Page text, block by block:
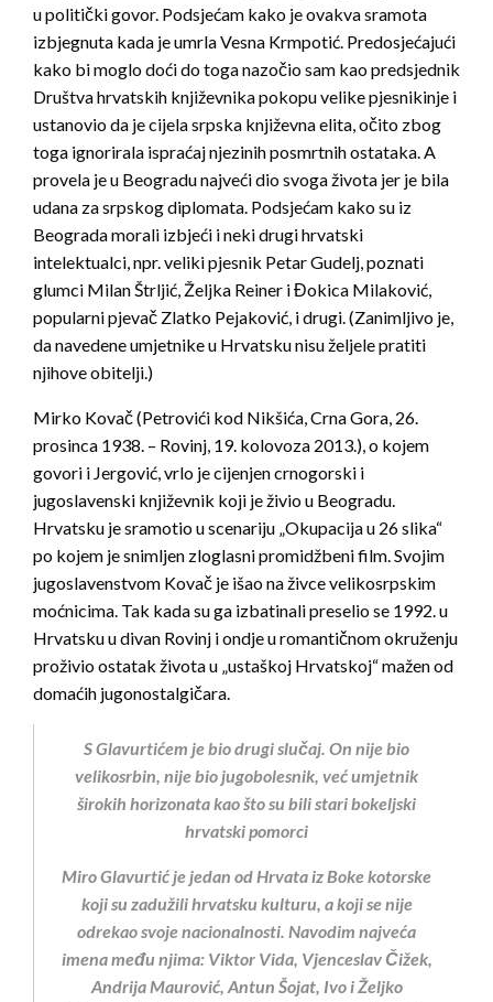
u politički govor. Podsjećam kako je ovakva sramota
izbjegnuta kada je umrla Vesna Krmpotić. Predosjećajući
kako bi moglo doći do toga nazočio sam kao predsjednik
Društva hrvatskih književnika pokopu velike pjesnikinje i
ustanovio da je cijela srpska književna elita, očito zbog
toga ignorirala ispraćaj njezinih posmrtnih ostataka. A
provela je u Beogradu najveći dio svoga života jer je bila
udana za srpskog diplomata. Podsjećam kako su iz
Beograda morali izbjeći i neki drugi hrvatski
intelektualci, npr. veliki pjesnik Petar Gudelj, poznati
glumci Milan Štrljić, Željka Reiner i Đokica Milaković,
popularni pjevač Zlatko Pejaković, i drugi. (Zanimljivo je,
da navedene umjetnike u Hrvatsku nisu željele pratiti
njihove obitelji.)
Mirko Kovač (Petrovići kod Nikšića, Crna Gora, 26.
prosinca 1938. – Rovinj, 19. kolovoza 2013.), o kojem
govori i Jergović, vrlo je cijenjen crnogorski i
jugoslavenski književnik koji je živio u Beogradu.
Hrvatsku je sramotio u scenariju „Okupacija u 26 slika“
po kojem je snimljen zloglasni promidžbeni film. Svojim
jugoslavenstvom Kovač je išao na živce velikosrpskim
moćnicima. Tak kada su ga izbatinali preselio se 1992. u
Hrvatsku u divan Rovinj i ondje u romantičnom okruženju
proživio ostatak života u „ustaškoj Hrvatskoj“ mažen od
domaćih jugonostalgičara.
S Glavurtićem je bio drugi slučaj. On nije bio
velikosrbin, nije bio jugobolesnik, već umjetnik
širokih horizonata kao što su bili stari bokeljski
hrvatski pomorci
Miro Glavurtić je jedan od Hrvata iz Boke kotorske
koji su zadužili hrvatsku kulturu, a koji se nije
odrekao svoje nacionalnosti. Navodim najveća
imena među njima: Viktor Vida, Vjenceslav Čižek,
Andrija Maurović, Antun Šojat, Ivo i Željko